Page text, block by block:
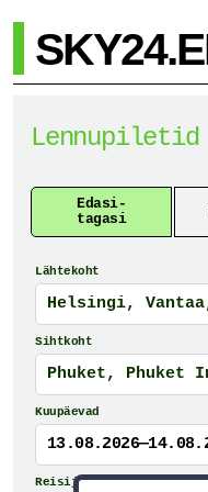
Lennupiletid
Edasi-
tagasi
Lähtekoht
Sihtkoht
Kuupäevad
Reisijad ja reisiklass